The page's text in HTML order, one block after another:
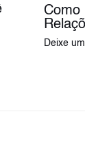
Como
Deixe